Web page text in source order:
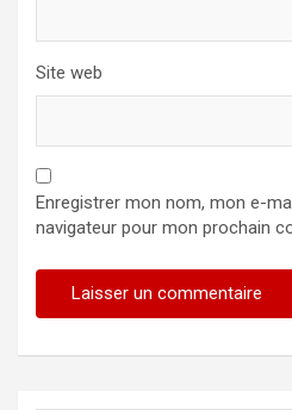
Site web
Enregistrer mon nom, mon e-
navigateur pour mon prochain